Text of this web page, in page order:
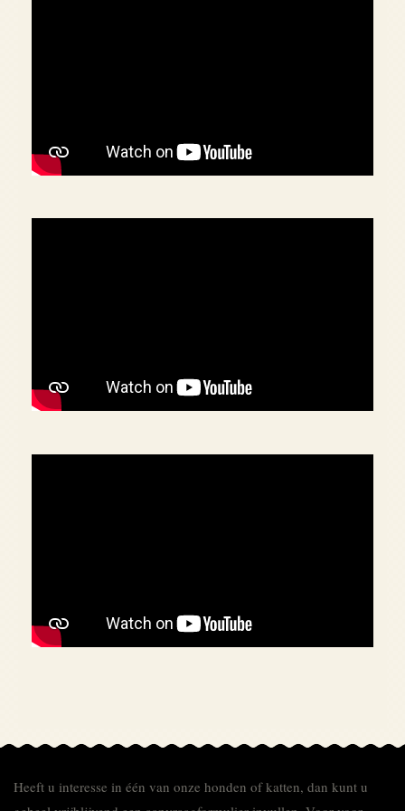
Heeft u interesse in één van onze honden of katten, dan kunt u